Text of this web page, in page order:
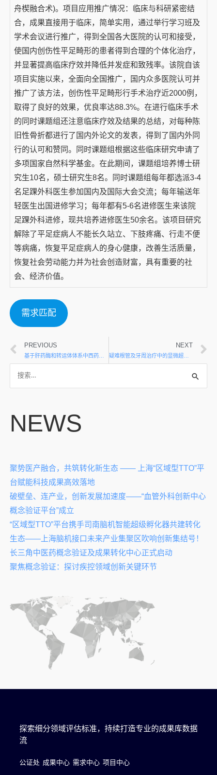
舟楔融合术)。项目应用推广情况：临床与科研紧密结
合，成果直接用于临床，简单实用，通过举行学习班及
学术会议进行推广，得到全国各大医院的认可和接受，
使国内创伤性平足畸形的患者得到合理的个体化治疗，
并显著提高临床疗效并降低并发症和致残率。该院自该
项目实施以来，全面向全国推广，国内众多医院认可并
推广了该方法，创伤性平足畸形行手术治疗近2000例，
取得了良好的效果，优良率达88.3%。在进行临床手术
的同时课题组还注意临床疗效及结果的总结，对每种陈
旧性骨折都进行了国内外论文的发表，得到了国内外同
行的认可和赞同。同时课题组根据这些临床研究申请了
多项国家自然科学基金。在此期间，课题组培养博士研
究生10名，硕士研究生8名。同时课题组每年都选派3-4
名足踝外科医生参加国内及国际大会交流；每年输送年
轻医生出国进修学习；每年都有5-6名进修医生来该院
足踝外科进修，现共培养进修医生50余名。该项目研究
解除了平足症病人不能长久站立、下肢疼痛、行走不便
等病痛，恢复平足症病人的身心健康，改善生活质量，
恢复社会劳动能力并为社会创造财富，具有重要的社
会、经济价值。
需求匹配
PREVIOUS NEXT
疑难根管及牙周治疗中的显微超声结合载药关键技术
NEWS
聚势医产融合，共筑转化新生态 —— 上海“区域型TTO”平
台赋能科技成果高效落地
破壁垒、连产业，创新发展加速度——“血管外科创新中心
概念验证平台”成立
“区域型TTO”平台携手司南脑机智能超级孵化器共建转化
生态——上海脑机接口未来产业集聚区吹响创新集结号！
长三角中医药概念验证及成果转化中心正式启动
聚焦概念验证：探讨疾控领域创新关键环节
探索细分领域评估标准，持续打造专业的成果库数据
流
公证处 成果中心 需求中心 项目中心